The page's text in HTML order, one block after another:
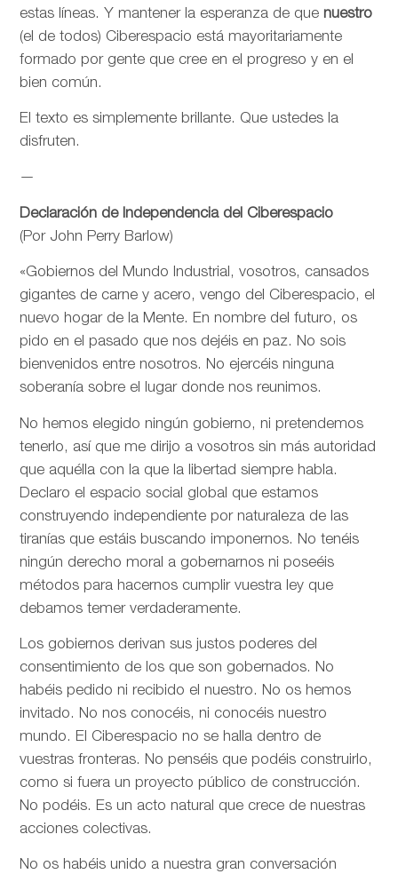
estas líneas. Y mantener la esperanza de que nuestro
(el de todos) Ciberespacio está mayoritariamente
formado por gente que cree en el progreso y en el
bien común.
El texto es simplemente brillante. Que ustedes la
disfruten.
—
Declaración de Independencia del Ciberespacio
(Por John Perry Barlow)
«Gobiernos del Mundo Industrial, vosotros, cansados
gigantes de carne y acero, vengo del Ciberespacio, el
nuevo hogar de la Mente. En nombre del futuro, os
pido en el pasado que nos dejéis en paz. No sois
bienvenidos entre nosotros. No ejercéis ninguna
soberanía sobre el lugar donde nos reunimos.
No hemos elegido ningún gobierno, ni pretendemos
tenerlo, así que me dirijo a vosotros sin más autoridad
que aquélla con la que la libertad siempre habla.
Declaro el espacio social global que estamos
construyendo independiente por naturaleza de las
tiranías que estáis buscando imponernos. No tenéis
ningún derecho moral a gobernarnos ni poseéis
métodos para hacernos cumplir vuestra ley que
debamos temer verdaderamente.
Los gobiernos derivan sus justos poderes del
consentimiento de los que son gobernados. No
habéis pedido ni recibido el nuestro. No os hemos
invitado. No nos conocéis, ni conocéis nuestro
mundo. El Ciberespacio no se halla dentro de
vuestras fronteras. No penséis que podéis construirlo,
como si fuera un proyecto público de construcción.
No podéis. Es un acto natural que crece de nuestras
acciones colectivas.
No os habéis unido a nuestra gran conversación